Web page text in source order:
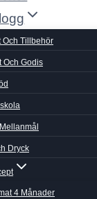
Och Tillbehör
Och Godis
Dryck
4 Månader